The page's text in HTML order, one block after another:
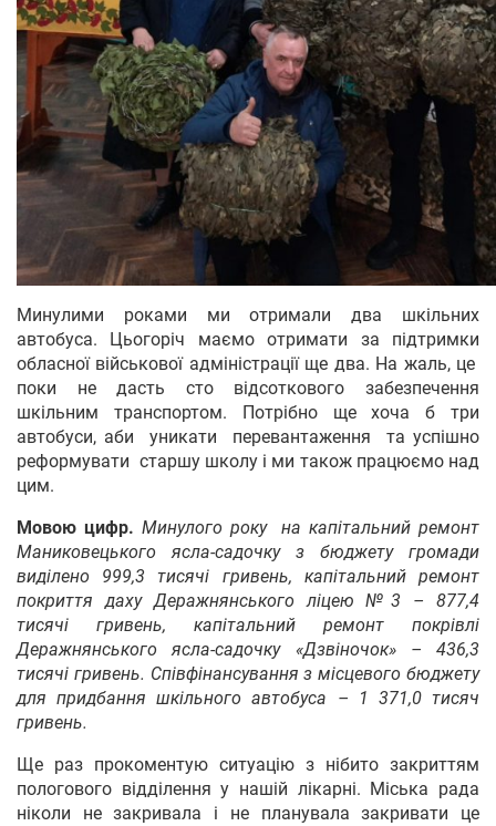
Минулими роками ми отримали два шкільних
автобуса. Цьогоріч маємо отримати за підтримки
обласної військової адміністрації ще два. На жаль, це
поки не дасть сто відсоткового забезпечення
шкільним транспортом. Потрібно ще хоча б три
автобуси, аби уникати перевантаження та успішно
реформувати старшу школу і ми також працюємо над
цим.
Мовою цифр. Минулого року на капітальний ремонт
Маниковецького ясла-садочку з бюджету громади
виділено 999,3 тисячі гривень, капітальний ремонт
покриття даху Деражнянського ліцею №3 – 877,4
тисячі гривень, капітальний ремонт покрівлі
Деражнянського ясла-садочку «Дзвіночок» – 436,3
тисячі гривень. Співфінансування з місцевого бюджету
для придбання шкільного автобуса – 1 371,0 тисяч
гривень.
Ще раз прокоментую ситуацію з нібито закриттям
пологового відділення у нашій лікарні. Міська рада
ніколи не закривала і не планувала закривати це